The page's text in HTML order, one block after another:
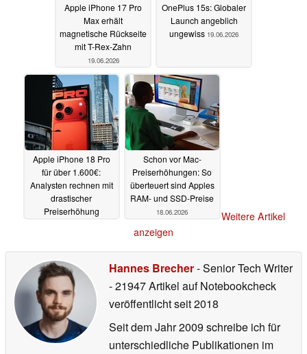
Apple iPhone 17 Pro
Max erhält
magnetische Rückseite
mit T-Rex-Zahn
19.06.2026
OnePlus 15s: Globaler
Launch angeblich
ungewiss 19.06.2026
Apple iPhone 18 Pro
für über 1.600€:
Analysten rechnen mit
drastischer
Preiserhöhung
Schon vor Mac-
Preiserhöhungen: So
überteuert sind Apples
RAM- und SSD-Preise
18.06.2026
Weitere Artikel
anzeigen
Hannes Brecher- Senior Tech Writer
- 21947 Artikel auf Notebookcheck
veröffentlichtseit 2018
Seit dem Jahr 2009 schreibe ich für
unterschiedliche Publikationen im